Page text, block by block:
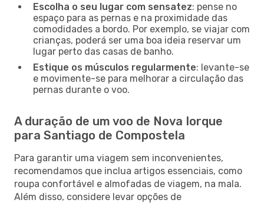
Escolha o seu lugar com sensatez: pense no
espaço para as pernas e na proximidade das
comodidades a bordo. Por exemplo, se viajar com
crianças, poderá ser uma boa ideia reservar um
lugar perto das casas de banho.
Estique os músculos regularmente: levante-se
e movimente-se para melhorar a circulação das
pernas durante o voo.
A duração de um voo de Nova Iorque
para Santiago de Compostela
Para garantir uma viagem sem inconvenientes,
recomendamos que inclua artigos essenciais, como
roupa confortável e almofadas de viagem, na mala.
Além disso, considere levar opções de